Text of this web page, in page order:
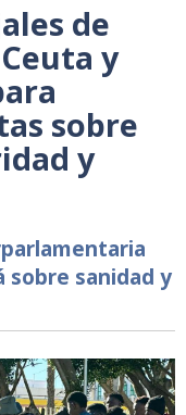
de
y
sobre
y
sobre sanidad y